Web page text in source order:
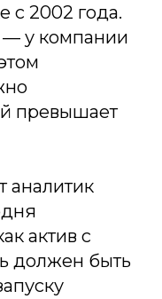
с 2002 года.
— у компании
превышает
аналитик
актив с
должен быть